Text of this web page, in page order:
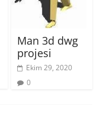
Man 3d dwg
projesi
Ekim 29, 2020
0